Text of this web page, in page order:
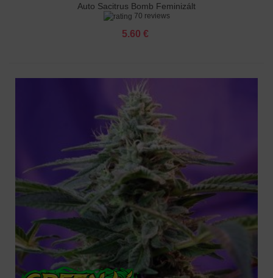
Auto Sacitrus Bomb Feminizált
70 reviews
5.60 €